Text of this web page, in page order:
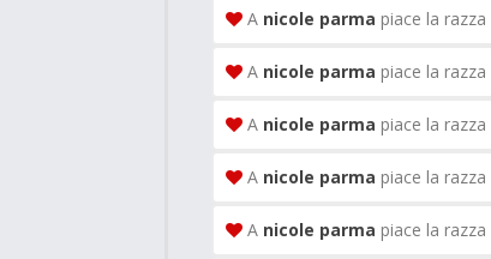
A nicole parma piace la razza
A nicole parma piace la razza
A nicole parma piace la razza
A nicole parma piace la razza
A nicole parma piace la razza